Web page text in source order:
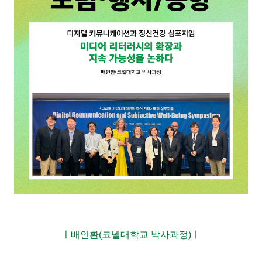
배인환(코넬대학교 박사과정)ㅣ